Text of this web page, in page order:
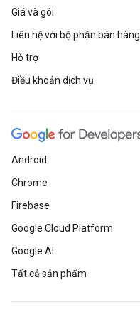
Giá và gói
Liên hệ với bộ phận bán hàng
Hỗ trợ
Điều khoản dịch vụ
Android
Chrome
Firebase
Google Cloud Platform
Google AI
Tất cả sản phẩm